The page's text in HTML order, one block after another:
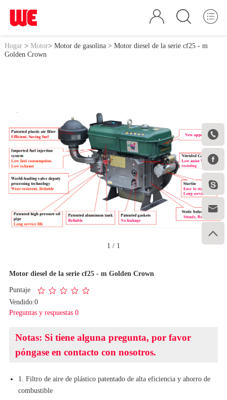





Hogar> Motor> Motor de gasolina> Motor diesel de la serie cf25 - m
Golden Crown
1 / 1
Motor diesel de la serie cf25 - m Golden Crown
Puntaje
Vendido:0
Preguntas y respuestas 0
Notas: Si tiene alguna pregunta, por favor
póngase en contacto con nosotros.
1. Filtro de aire de plástico patentado de alta eficiencia y ahorro de
combustible